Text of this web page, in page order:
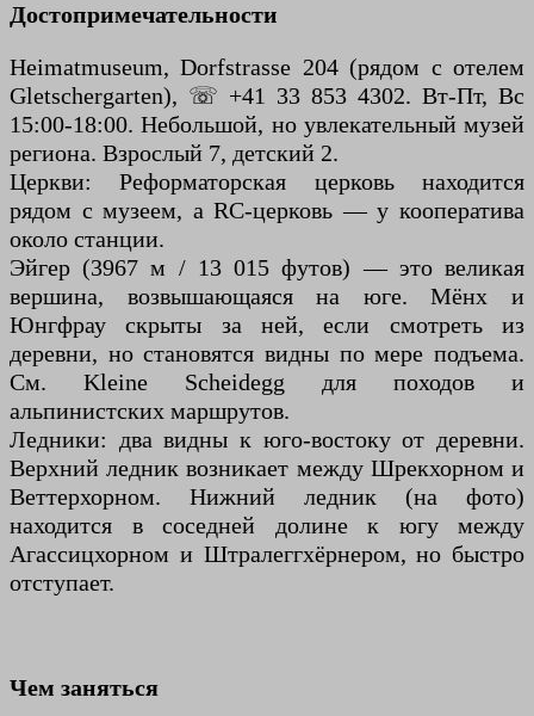
Достопримечательности
Heimatmuseum, Dorfstrasse 204 (рядом с отелем
Gletschergarten), ☏ +41 33 853 4302. Вт-Пт, Вс
15:00-18:00. Небольшой, но увлекательный музей
региона. Взрослый 7, детский 2.
Церкви: Реформаторская церковь находится
рядом с музеем, а RC-церковь — у кооператива
около станции.
Эйгер (3967 м / 13 015 футов) — это великая
вершина, возвышающаяся на юге. Мёнх и
Юнгфрау скрыты за ней, если смотреть из
деревни, но становятся видны по мере подъема.
См. Kleine Scheidegg для походов и
альпинистских маршрутов.
Ледники: два видны к юго-востоку от деревни.
Верхний ледник возникает между Шрекхорном и
Веттерхорном. Нижний ледник (на фото)
находится в соседней долине к югу между
Агассицхорном и Штралеггхёрнером, но быстро
отступает.
Чем заняться